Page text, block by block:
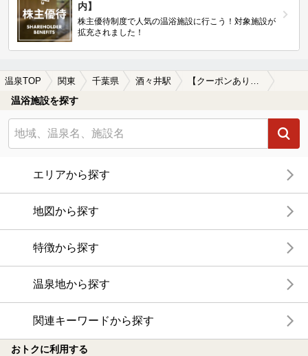
内】
株主優待制度で人気の温浴施設に行こう！対象施設が
拡充されました！
温泉TOP 関東 千葉県 酒々井駅 【クーポンあり】食事が楽しめる酒々井駅近くの温泉、日帰り温泉、スーパー銭湯おすすめ
温浴施設を探す
エリアから探す
地図から探す
特徴から探す
温泉地から探す
関連キーワードから探す
おトクに利用する